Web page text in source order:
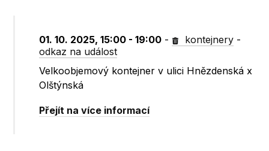
01. 10. 2025, 15:00 - 19:00 - kontejnery -
odkaz na událost
Velkoobjemový kontejner v ulici Hnězdenská x
Olštýnská
Přejít na více informací